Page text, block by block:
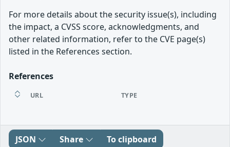
For more details about the security issue(s), including
the impact, a CVSS score, acknowledgments, and
other related information, refer to the CVE page(s)
listed in the References section.
References
URL TYPE
JSON Share To clipboard